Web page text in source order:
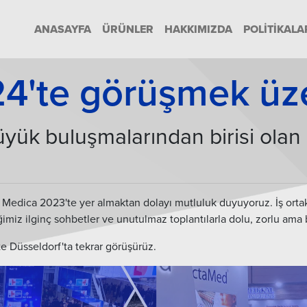
ANASAYFA ÜRÜNLER HAKKIMIZDA
görüşmek
buluşmalarından birisi
2023'te yer almaktan dolayı mutluluk duyuyoruz. İş
ilginç sohbetler ve unutulmaz toplantılarla dolu, zorlu
Düsseldorf'ta tekrar görüşürüz.